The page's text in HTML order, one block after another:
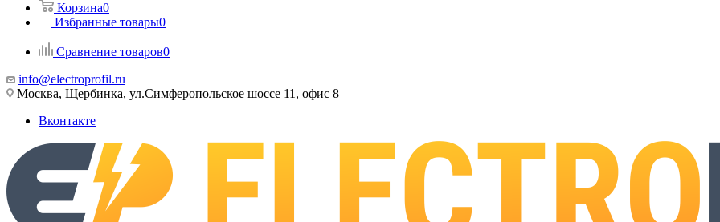
Корзина0
Избранные товары0
Сравнение товаров0
info@electroprofil.ru
Москва, Щербинка, ул.Симферопольское шоссе 11, офис 8
Вконтакте